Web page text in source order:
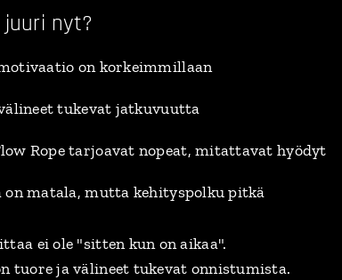
nyt?
on korkeimmillaan
tukevat jatkuvuutta
Rope tarjoavat nopeat, mitattavat hyödyt
on matala, mutta kehityspolku pitkä
ei ole "sitten kun on aikaa".
tuore ja välineet tukevat onnistumista.